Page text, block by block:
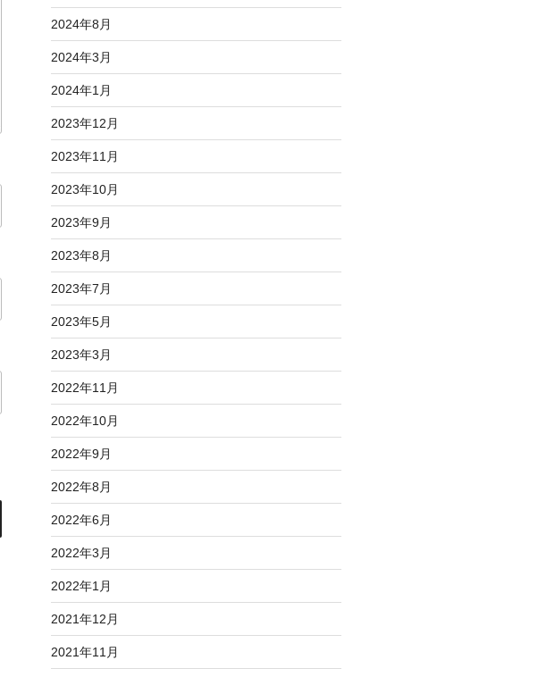
2024年8月
2024年3月
2024年1月
2023年12月
2023年11月
2023年10月
2023年9月
2023年8月
2023年7月
2023年5月
2023年3月
2022年11月
2022年10月
2022年9月
2022年8月
2022年6月
2022年3月
2022年1月
2021年12月
2021年11月